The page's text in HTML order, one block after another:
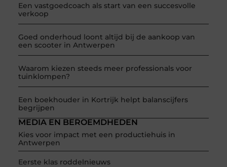
Een vastgoedcoach als start van een succesvolle
verkoop
Goed onderhoud loont altijd bij de aankoop van
een scooter in Antwerpen
Waarom kiezen steeds meer professionals voor
tuinklompen?
Een boekhouder in Kortrijk helpt balanscijfers
begrijpen
MEDIA EN BEROEMDHEDEN
Kies voor impact met een productiehuis in
Antwerpen
Eerste klas roddelnieuws